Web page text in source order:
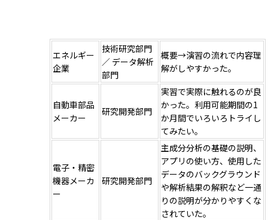
エネルギー
企業
技術研究部門
／ データ解析
部門
概要→演習の流れで内容理
解がしやすかった。
自動車部品
メーカー
研究開発部門
実習で実際に触れるのが良
かった。利用可能期間の1
か月間でいろいろトライし
てみたい。
電子・精密
機器メーカ
ー
研究開発部門
主成分分析の基礎の説明、
アプリの使い方、使用した
データのバックグラウンド
や解析結果の解釈など一通
りの説明が分かりやすくな
されていた。